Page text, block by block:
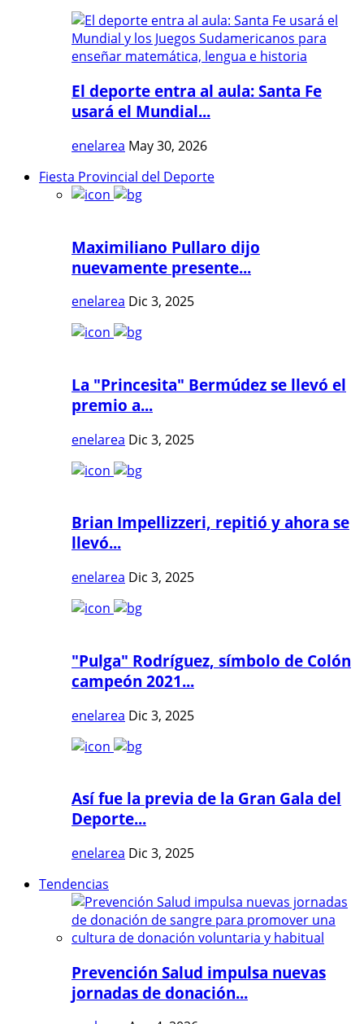
El deporte entra al aula: Santa Fe
usará el Mundial...
enelarea May 30, 2026
Fiesta Provincial del Deporte
Maximiliano Pullaro dijo
nuevamente presente...
enelarea Dic 3, 2025
La "Princesita" Bermúdez se llevó el
premio a...
enelarea Dic 3, 2025
Brian Impellizzeri, repitió y ahora se
llevó...
enelarea Dic 3, 2025
"Pulga" Rodríguez, símbolo de Colón
campeón 2021...
enelarea Dic 3, 2025
Así fue la previa de la Gran Gala del
Deporte...
enelarea Dic 3, 2025
Tendencias
Prevención Salud impulsa nuevas
jornadas de donación...